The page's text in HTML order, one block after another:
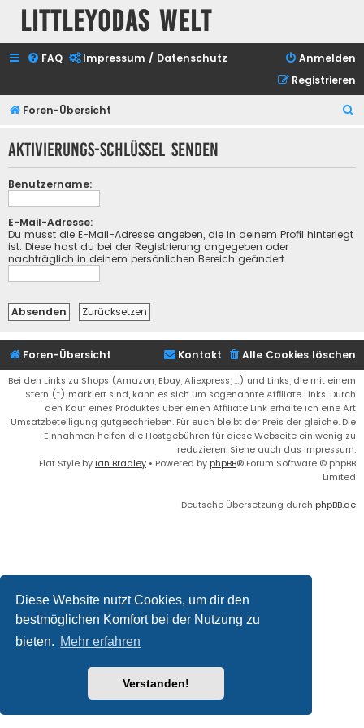
Diese Website nutzt Cookies, um dir den
bestmöglichen Komfort bei der Nutzung zu
bieten. Mehr erfahren
Verstanden!
Littleyodas Welt
FAQ Impressum / Datenschutz
Anmelden
Registrieren
Foren-Übersicht
h
Aktivierungs-Schlüssel senden
Benutzername:
E-Mail-Adresse:
Du musst die E-Mail-Adresse angeben, die in deinem Profil hinterlegt
ist. Diese hast du bei der Registrierung angegeben oder
nachträglich in deinem persönlichen Bereich geändert.
Foren-Übersicht Alle Cookies löschen
Kontakt
Bei den Links zu Shops (Amazon, Ebay, Aliexpress, ...) und Links, die mit einem
Stern (*) markiert sind, kann es sich um sogenannte Affiliate Links. Durch
den Kauf eines Produktes über einen Affiliate Link erhälte ich eine Art
Umsatzbeteiligung gutgeschrieben. Für euch bleibt der Preis der gleiche. Die
Einnahmen helfen die Hostgebühren für diese Webseite ein wenig zu
reduzieren. Siehe auch das Impressum.
Flat Style by Ian Bradley • Powered by phpBB® Forum Software © phpBB
Limited
Deutsche Übersetzung durch phpBB.de